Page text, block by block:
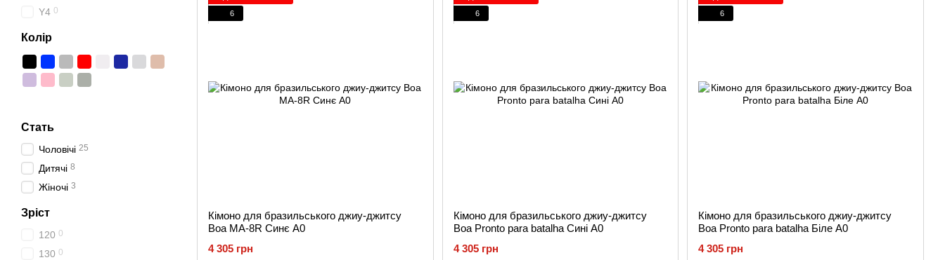
6
Кімоно для бразильського джиу-джитсу
Boa MA-8R Синє A0
4 305 грн
6
Кімоно для бразильського джиу-джитсу
Boa Pronto para batalha Сині A0
4 305 грн
6
Кімоно для бразильського джиу-джитсу
Boa Pronto para batalha Біле A0
4 305 грн
Y4 0
Колір
Стать
Чоловічі 25
Дитячі 8
Жіночі 3
Зріст
120 0
130 0